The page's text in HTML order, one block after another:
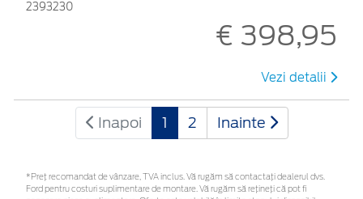
2393230
€ 398,95
Vezi detalii
Inapoi 1 2 Inainte
*Preţ recomandat de vânzare, TVA inclus. Vă rugăm să contactaţi dealerul dvs.
Ford pentru costuri suplimentare de montare. Vă rugăm să rețineți că pot fi